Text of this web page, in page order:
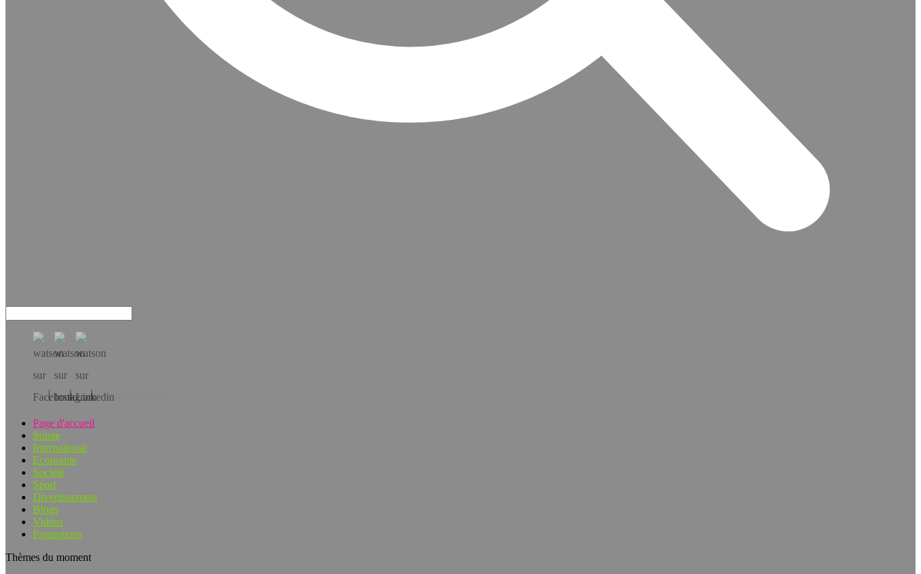
Téléchargez l’app!
Page d'accueil
Suisse
International
Economie
Société
Sport
Divertissement
Blogs
Vidéos
Promotions
Thèmes du moment